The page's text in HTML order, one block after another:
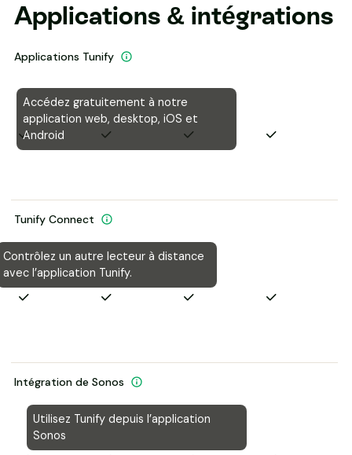
Applications & intégrations
Applications Tunify
Accédez gratuitement à notre
application web, desktop, iOS et
Android
Tunify Connect
Contrôlez un autre lecteur à distance
avec l’application Tunify.
Intégration de Sonos
Utilisez Tunify depuis l’application
Sonos